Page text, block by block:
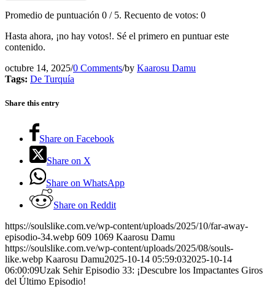
Promedio de puntuación 0 / 5. Recuento de votos: 0
Hasta ahora, ¡no hay votos!. Sé el primero en puntuar este
contenido.
octubre 14, 2025/0 Comments/by Kaarosu Damu
Tags: De Turquía
Share this entry
Share on Facebook
Share on X
Share on WhatsApp
Share on Reddit
https://soulslike.com.ve/wp-content/uploads/2025/10/far-away-
episodio-34.webp 609 1069 Kaarosu Damu
https://soulslike.com.ve/wp-content/uploads/2025/08/souls-
like.webp Kaarosu Damu2025-10-14 05:59:032025-10-14
06:00:09Uzak Sehir Episodio 33: ¡Descubre los Impactantes Giros
del Último Episodio!